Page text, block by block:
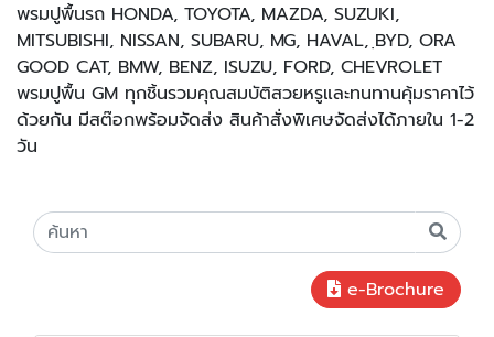
พรมปูพื้นรถ HONDA, TOYOTA, MAZDA, SUZUKI,
MITSUBISHI, NISSAN, SUBARU, MG, HAVAL, ฺBYD, ORA
GOOD CAT, BMW, BENZ, ISUZU, FORD, CHEVROLET
พรมปูพื้น GM ทุกชิ้นรวมคุณสมบัติสวยหรูและทนทานคุ้มราคาไว้
ด้วยกัน มีสต๊อกพร้อมจัดส่ง สินค้าสั่งพิเศษจัดส่งได้ภายใน 1-2
วัน
e-Brochure